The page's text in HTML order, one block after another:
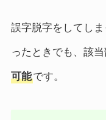
誤字脱字をしてし
ったときでも、該
可能です。